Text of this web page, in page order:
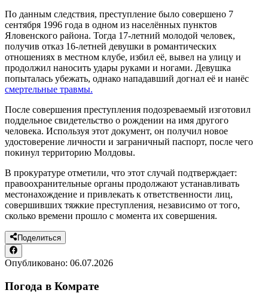
По данным следствия, преступление было совершено 7
сентября 1996 года в одном из населённых пунктов
Яловенского района. Тогда 17-летний молодой человек,
получив отказ 16-летней девушки в романтических
отношениях в местном клубе, избил её, вывел на улицу и
продолжил наносить удары руками и ногами. Девушка
попыталась убежать, однако нападавший догнал её и нанёс
смертельные травмы.
После совершения преступления подозреваемый изготовил
поддельное свидетельство о рождении на имя другого
человека. Используя этот документ, он получил новое
удостоверение личности и заграничный паспорт, после чего
покинул территорию Молдовы.
В прокуратуре отметили, что этот случай подтверждает:
правоохранительные органы продолжают устанавливать
местонахождение и привлекать к ответственности лиц,
совершивших тяжкие преступления, независимо от того,
сколько времени прошло с момента их совершения.
Поделиться
Опубликовано: 06.07.2026
Погода в Комрате